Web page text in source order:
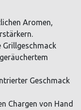
Aromen,
Grillgeschmack
Geschmack
Chargen von Hand